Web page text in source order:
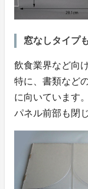
窓なしタイプ
飲食業界など向
特に、書類など
に向いています。
パネル前部も閉